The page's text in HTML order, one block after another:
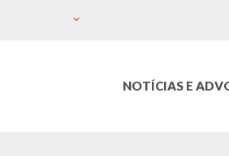
NOTÍCIAS E